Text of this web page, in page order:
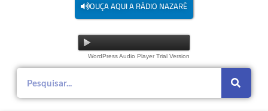
OUÇA AQUI A RÁDIO NAZARÉ
WordPress Audio Player Trial Version